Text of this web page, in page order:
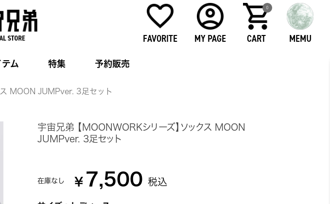
FAVORITE MY PAGE CART
0
MEMU
ム 特集 予約販売
MOON JUMPver. 3足セット
宇宙兄弟 【MOONWORKシリーズ】ソックス MOON
JUMPver. 3足セット
在庫なし ¥ 7,500 税込